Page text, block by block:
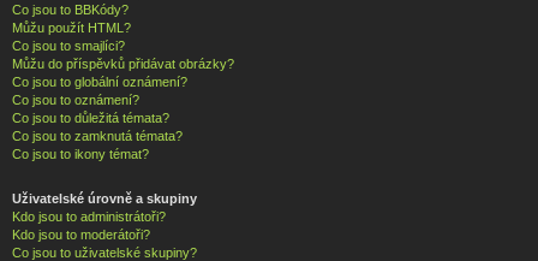
Co jsou to BBKódy?
Můžu použít HTML?
Co jsou to smajlíci?
Můžu do příspěvků přidávat obrázky?
Co jsou to globální oznámení?
Co jsou to oznámení?
Co jsou to důležitá témata?
Co jsou to zamknutá témata?
Co jsou to ikony témat?
Uživatelské úrovně a skupiny
Kdo jsou to administrátoři?
Kdo jsou to moderátoři?
Co jsou to uživatelské skupiny?